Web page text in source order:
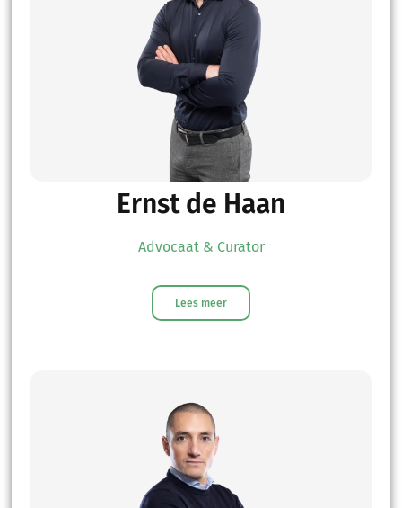
Ernst de Haan
Advocaat & Curator
Lees meer